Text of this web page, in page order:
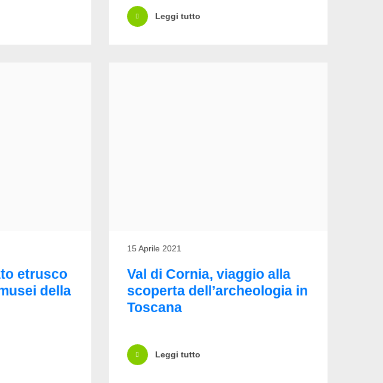
Leggi tutto
etrusco
della
15 Aprile 2021
Val di Cornia, viaggio alla
scoperta dell’archeologia in
Toscana
Leggi tutto